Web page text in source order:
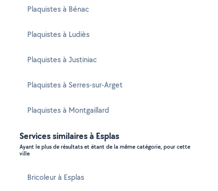
Plaquistes à Bénac
Plaquistes à Ludiès
Plaquistes à Justiniac
Plaquistes à Serres-sur-Arget
Plaquistes à Montgaillard
Services similaires à Esplas
Ayant le plus de résultats et étant de la même catégorie, pour cette
ville
Bricoleur à Esplas